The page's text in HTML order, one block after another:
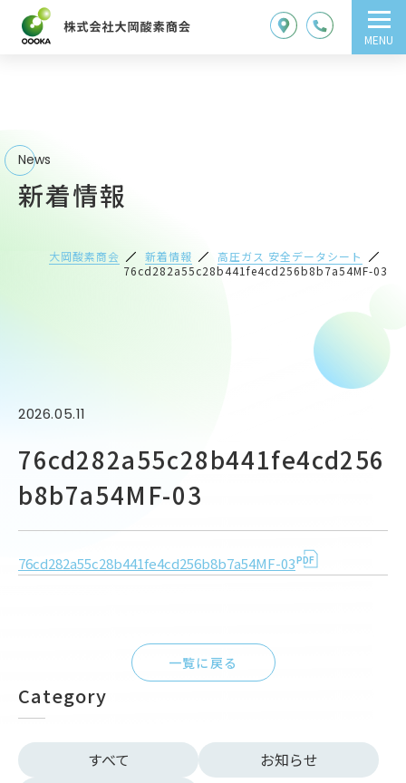
MENU
News
新着情報
大岡酸素商会 新着情報
高圧ガス 安全データシート
76cd282a55c28b441fe4cd256b8b7a54MF-03
Category
すべて
お知らせ
2026.05.11
76cd282a55c28b441fe4cd256
b8b7a54MF-03
76cd282a55c28b441fe4cd256b8b7a54MF-03
一覧に戻る